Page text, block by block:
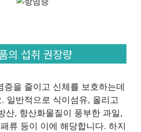
의 섭취 권장량
증을 줄이고 신체를 보호하는데
일반적으로 식이섬유, 올리고
산, 항산화물질이 풍부한 과일,
류 등이 이에 해당합니다. 하지